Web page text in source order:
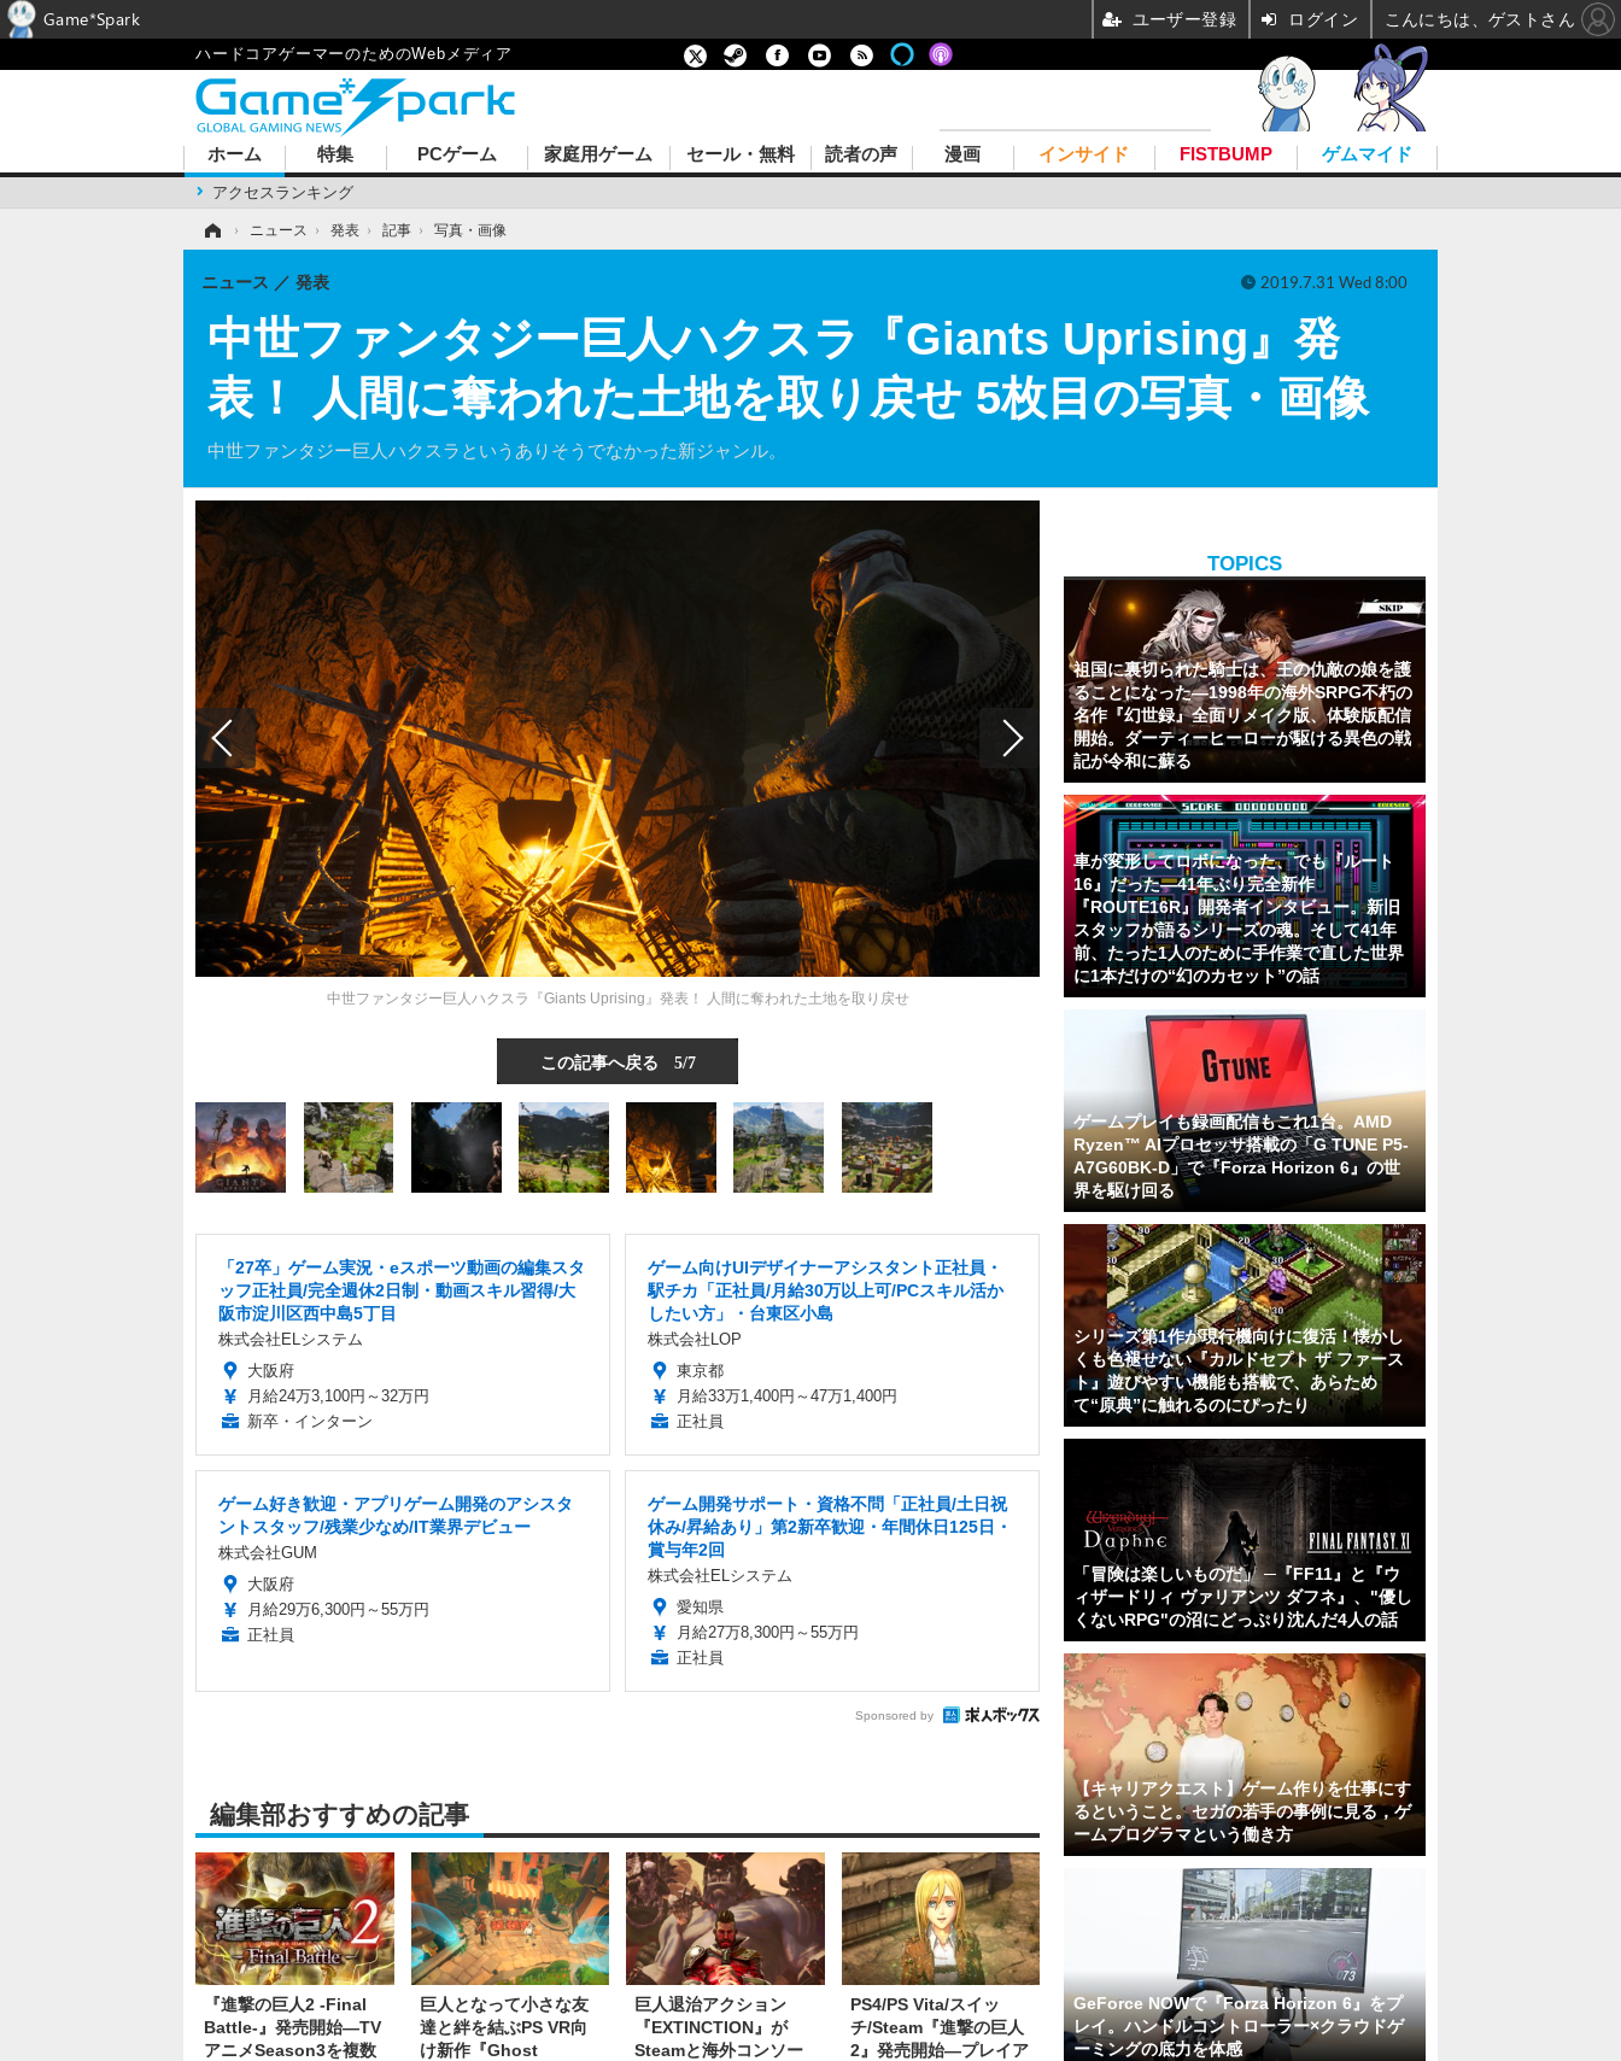
ハードコアゲーマーのためのWebメディア
ホーム
アクセスランキング
特集 PCゲーム 家庭用ゲーム セール・無料 読者の声 漫画 インサイド FISTBUMP ゲムマイド
› ニュース › 発表 › 記事 › 写真・画像
中世ファンタジー巨人ハクスラ『Giants Uprising』発
表！ 人間に奪われた土地を取り戻せ 5枚目の写真・画像
中世ファンタジー巨人ハクスラというありそうでなかった新ジャンル。
ニュース 発表 2019.7.31 Wed 8:00
中世ファンタジー巨人ハクスラ『Giants Uprising』発表！ 人間に奪われた土地を取り戻せ
この記事へ戻る 5/7
「27卒」ゲーム実況・eスポーツ動画の編集スタ
ッフ正社員/完全週休2日制・動画スキル習得/大
阪市淀川区西中島5丁目
株式会社ELシステム
大阪府
月給24万3,100円～32万円
新卒・インターン
ゲーム向けUIデザイナーアシスタント正社員・
駅チカ「正社員/月給30万以上可/PCスキル活か
したい方」・台東区小島
株式会社LOP
東京都
月給33万1,400円～47万1,400円
正社員
ゲーム好き歓迎・アプリゲーム開発のアシスタ
ントスタッフ/残業少なめ/IT業界デビュー
株式会社GUM
大阪府
月給29万6,300円～55万円
正社員
ゲーム開発サポート・資格不問「正社員/土日祝
休み/昇給あり」第2新卒歓迎・年間休日125日・
賞与年2回
株式会社ELシステム
愛知県
月給27万8,300円～55万円
正社員
Sponsored by
編集部おすすめの記事
『進撃の巨人2 -Final
Battle-』発売開始―TV
アニメSeason3を複数
巨人となって小さな友
達と絆を結ぶPS VR向
け新作『Ghost
巨人退治アクション
『EXTINCTION』が
Steamと海外コンソー
PS4/PS Vita/スイッ
チ/Steam『進撃の巨人
2』発売開始―プレイア
TOPICS
祖国に裏切られた騎士は、王の仇敵の娘を護
ることになった―1998年の海外SRPG不朽の
名作『幻世録』全面リメイク版、体験版配信
開始。ダーティーヒーローが駆ける異色の戦
記が令和に蘇る
車が変形してロボになった、でも『ルート
16』だった―41年ぶり完全新作
『ROUTE16R』開発者インタビュー。新旧
スタッフが語るシリーズの魂。そして41年
前、たった1人のために手作業で直した世界
に1本だけの“幻のカセット”の話
ゲームプレイも録画配信もこれ1台。AMD
Ryzen™ AIプロセッサ搭載の「G TUNE P5-
A7G60BK-D」で『Forza Horizon 6』の世
界を駆け回る
シリーズ第1作が現行機向けに復活！懐かし
くも色褪せない『カルドセプト ザ ファース
ト』遊びやすい機能も搭載で、あらため
て“原典”に触れるのにぴったり
「冒険は楽しいものだ」 ─『FF11』と『ウ
ィザードリィ ヴァリアンツ ダフネ』、"優し
くないRPG"の沼にどっぷり沈んだ4人の話
【キャリアクエスト】ゲーム作りを仕事にす
るということ。セガの若手の事例に見る，ゲ
ームプログラマという働き方
GeForce NOWで『Forza Horizon 6』をプ
レイ。ハンドルコントローラー×クラウドゲ
ーミングの底力を体感
Game*Spark ユーザー登録 ログイン こんにちは、ゲストさん